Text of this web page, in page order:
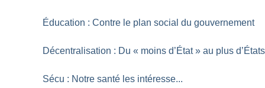
Éducation : Contre le plan social du gouvernement
Décentralisation : Du « moins d’État » au plus d’États
Sécu : Notre santé les intéresse...